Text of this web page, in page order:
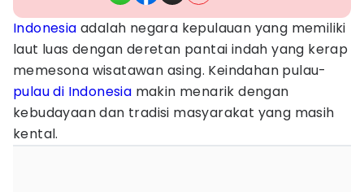
Indonesia adalah negara kepulauan yang memiliki
laut luas dengan deretan pantai indah yang kerap
memesona wisatawan asing. Keindahan pulau-
pulau di Indonesia makin menarik dengan
kebudayaan dan tradisi masyarakat yang masih
kental.